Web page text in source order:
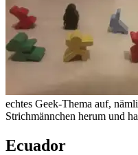
echtes Geek-Thema auf,
Strichmännchen herum und
Ecuador